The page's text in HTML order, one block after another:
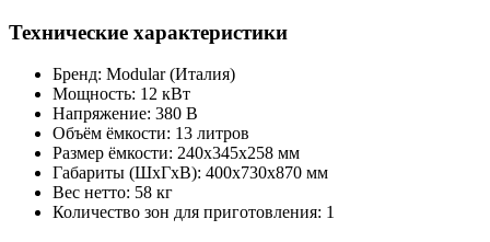
Технические характеристики
Бренд: Modular (Италия)
Мощность: 12 кВт
Напряжение: 380 В
Объём ёмкости: 13 литров
Размер ёмкости: 240x345x258 мм
Габариты (ШxГxВ): 400x730x870 мм
Вес нетто: 58 кг
Количество зон для приготовления: 1